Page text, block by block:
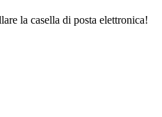
la casella di posta elettronica!